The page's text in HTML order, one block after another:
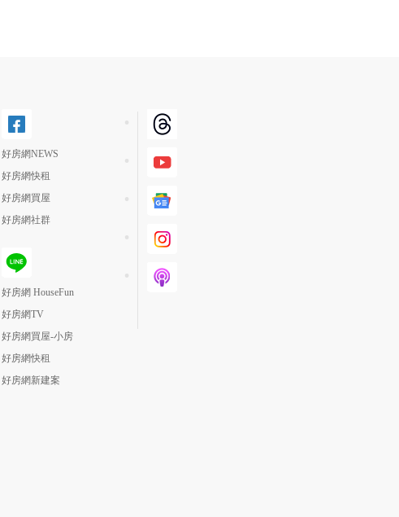
好房網NEWS
好房網快租
好房網買屋
好房網社群
好房網 HouseFun
好房網TV
好房網買屋-小房
好房網快租
好房網新建案